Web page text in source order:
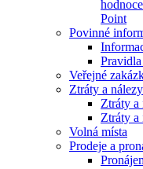
Point
Povinné
Veřejné
Ztráty a nálezy
Ztráty a
Ztráty a
Volná místa
Prodeje a